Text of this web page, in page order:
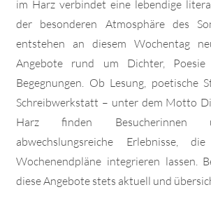
im Harz verbindet eine lebendige
der besonderen Atmosphäre des
entstehen an diesem Wochentag
Angebote rund um Dichter,
Begegnungen. Ob Lesung, poetische
Schreibwerkstatt – unter dem Motto
Harz finden Besucherinnen
abwechslungsreiche Erlebnisse,
Wochenendpläne integrieren lassen.
diese Angebote stets aktuell und